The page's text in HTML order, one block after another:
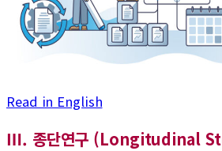
Read in English
Ⅲ. 종단연구 (Longitudinal